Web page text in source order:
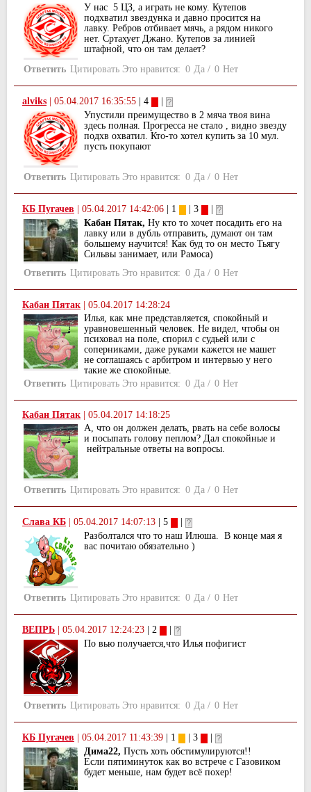
У нас 5 ЦЗ, а играть не кому. Кутепов
подхватил звездунка и давно просится на
лавку. Ребров отбивает мячь, а рядом никого
нет. Сртахует Джано. Кутепов за линией
штафной, что он там делает?
Ответить Цитировать Это нравится: 0 Да / 0 Нет
alviks 05.04.2017 16:35:55 | 4
Упустили преимущество в 2 мяча твоя вина
здесь полная. Прогресса не стало , видно звезду
подхв охватил. Кто-то хотел купить за 10 мул.
пусть покупают
Ответить Цитировать Это нравится: 0 Да / 0 Нет
КБ Пугачев 05.04.2017 14:42:06 | 1 | 3
Кабан Пятак, Ну кто то хочет посадить его на
лавку или в дубль отправить, думают он там
большему научится! Как буд то он место Тьягу
Сильвы занимает, или Рамоса)
Ответить Цитировать Это нравится: 0 Да / 0 Нет
Кабан Пятак | 05.04.2017 14:28:24
Илья, как мне представляется, спокойный и
уравновешенный человек. Не видел, чтобы он
психовал на поле, спорил с судьей или с
соперниками, даже руками кажется не машет
не соглашаясь с арбитром и интервью у него
такие же спокойные.
Ответить Цитировать Это нравится: 0 Да / 0 Нет
Кабан Пятак
05.04.2017 14:18:25
А, что он должен делать, рвать на себе волосы
и посыпать голову пеплом? Дал спокойные и
нейтральные ответы на вопросы.
Ответить Цитировать Это нравится: 0 Да / 0 Нет
Слава КБ 05.04.2017 14:07:13 | 5
Разболтался что то наш Илюша. В конце мая я
вас почитаю обязательно )
Ответить Цитировать Это нравится: 0 Да / 0 Нет
ВЕПРЬ 05.04.2017 12:24:23 | 2
По вью получается,что Илья пофигист
Ответить Цитировать Это нравится: 0 Да / 0 Нет
КБ Пугачев 05.04.2017 11:43:39 | 1 | 3
Дима22, Пусть хоть обстимулируются!!
Если пятиминуток как во встрече с Газовиком
будет меньше, нам будет всё похер!